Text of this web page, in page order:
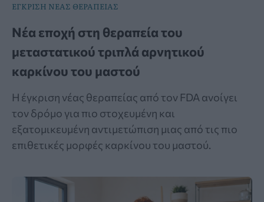
ΕΓΚΡΙΣΗ ΝΕΑΣ ΘΕΡΑΠΕΙΑΣ
Νέα εποχή στη θεραπεία του
μεταστατικού τριπλά αρνητικού
καρκίνου του μαστού
Η έγκριση νέας θεραπείας από τον FDA ανοίγει
τον δρόμο για πιο στοχευμένη και
εξατομικευμένη αντιμετώπιση μιας από τις πιο
επιθετικές μορφές καρκίνου του μαστού.